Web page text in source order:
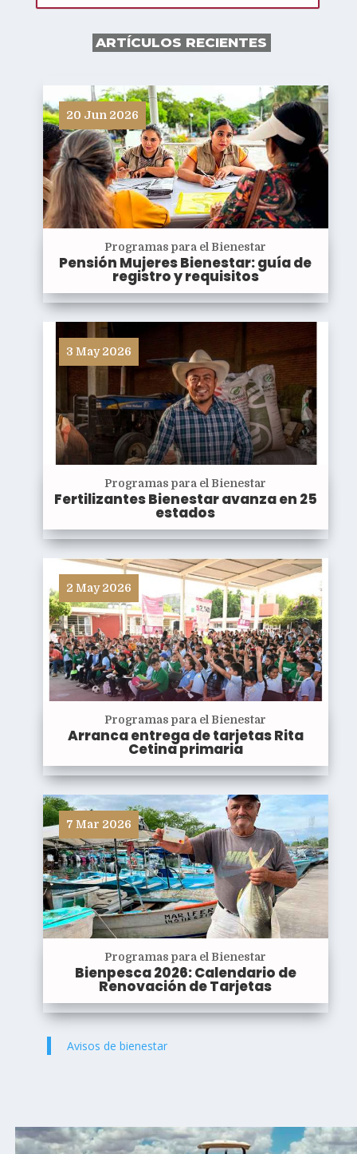
ARTÍCULOS RECIENTES
20 Jun 2026
Programas para el Bienestar
Pensión Mujeres Bienestar: guía de
registro y requisitos
3 May 2026
Programas para el Bienestar
Fertilizantes Bienestar avanza en 25
estados
2 May 2026
Programas para el Bienestar
Arranca entrega de tarjetas Rita
Cetina primaria
7 Mar 2026
Programas para el Bienestar
Bienpesca 2026: Calendario de
Renovación de Tarjetas
Avisos de bienestar